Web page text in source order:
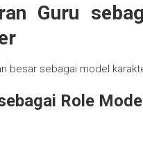
Guru
besar sebagai model
Role Model